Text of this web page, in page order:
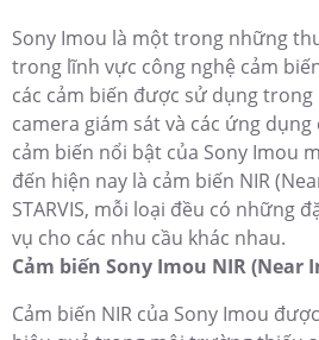
Sony Imou là một trong những
trong lĩnh vực công nghệ cảm
các cảm biến được sử dụng
camera giám sát và các ứng dụng
cảm biến nổi bật của Sony Imou
đến hiện nay là cảm biến NIR
STARVIS, mỗi loại đều có những
vụ cho các nhu cầu khác nhau.
Cảm biến Sony Imou NIR (Near
Cảm biến NIR của Sony Imou